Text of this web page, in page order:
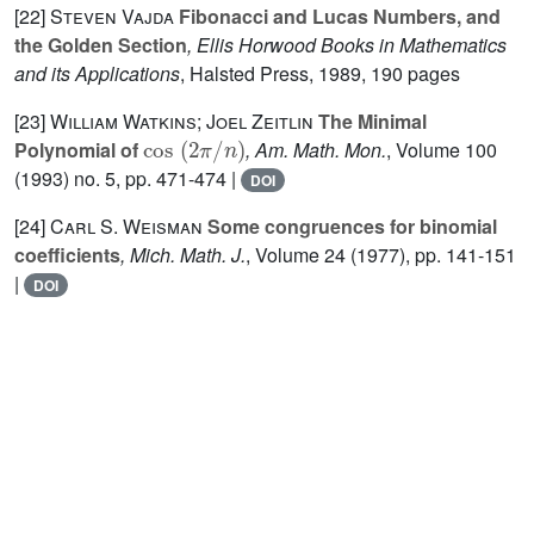
[22]Steven Vajda Fibonacci and Lucas Numbers, and
the Golden Section, Ellis Horwood Books in Mathematics
and its Applications, Halsted Press, 1989, 190 pages
[23]William Watkins; Joel Zeitlin The Minimal
Polynomial of
cos(2π/n)
, Am. Math. Mon., Volume 100
(1993) no. 5, pp. 471-474 |
DOI
[24]Carl S. Weisman Some congruences for binomial
coefficients, Mich. Math. J., Volume 24 (1977), pp. 141-151
|
DOI